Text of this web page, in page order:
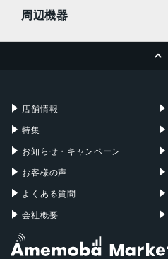
周辺機器
店舗情報
特集
お知らせ・キャンペーン
お客様の声
よくある質問
会社概要